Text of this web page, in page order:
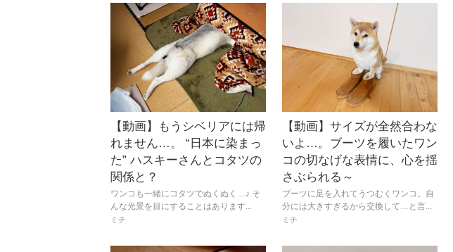
【動画】もうシベリアには帰
れません…。 “日本に染まっ
た” ハスキーさんとコタツの
関係と？
ワンコも一緒にコタツでぬくぬく…♪ そ
んな光景を目にすることはあります...
ミチ
【動画】サイズが全然合わな
いよ…。ブーツを履いたワン
コの切なげな表情に、心を揺
さぶられる～
ブーツに足を入れてうつむくワンコ。自
分には大きすぎるから交換して…と言...
ミチ